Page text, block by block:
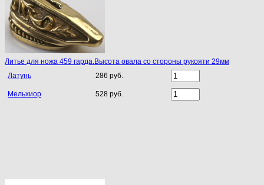
Литье для ножа 459 гарда.Высота овала со стороны рукояти 29мм
Латунь
286 руб.
Мельхиор 528 руб.